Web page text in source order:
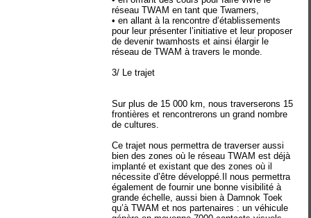
réseau TWAM en tant que Twamers,
• en allant à la rencontre d’établissements
pour leur présenter l’initiative et leur proposer
de devenir twamhosts et ainsi élargir le
réseau de TWAM à travers le monde.
3/ Le trajet
Sur plus de 15 000 km, nous traverserons 15
frontières et rencontrerons un grand nombre
de cultures.
Ce trajet nous permettra de traverser aussi
bien des zones où le réseau TWAM est déjà
implanté et existant que des zones où il
nécessite d’être développé.Il nous permettra
également de fournir une bonne visibilité à
grande échelle, aussi bien à Damnok Toek
qu’à TWAM et nos partenaires : un véhicule